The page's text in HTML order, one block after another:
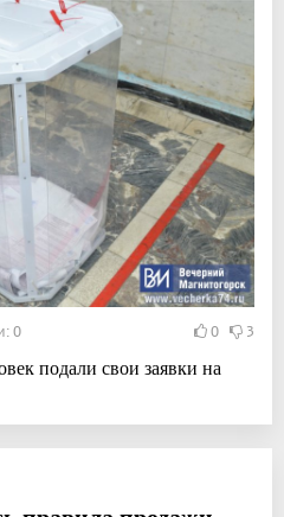
0 0 3
подали свои заявки на